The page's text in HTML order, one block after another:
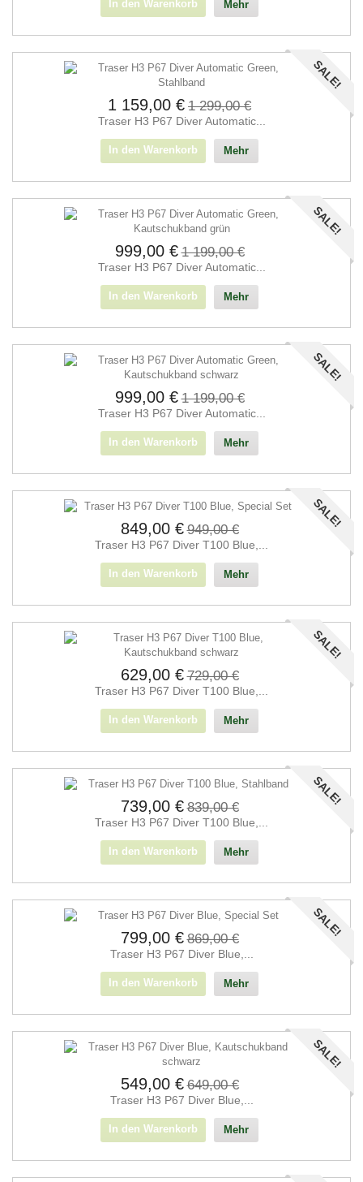
In den Warenkorb Mehr
SALE!
1 159,00 € 1 299,00 €
Traser H3 P67 Diver Automatic...
In den Warenkorb Mehr
SALE!
999,00 € 1 199,00 €
Traser H3 P67 Diver Automatic...
In den Warenkorb Mehr
SALE!
999,00 € 1 199,00 €
Traser H3 P67 Diver Automatic...
In den Warenkorb Mehr
SALE!
849,00 € 949,00 €
Traser H3 P67 Diver T100 Blue,...
In den Warenkorb Mehr
SALE!
629,00 € 729,00 €
Traser H3 P67 Diver T100 Blue,...
In den Warenkorb Mehr
SALE!
739,00 € 839,00 €
Traser H3 P67 Diver T100 Blue,...
In den Warenkorb Mehr
SALE!
799,00 € 869,00 €
Traser H3 P67 Diver Blue,...
In den Warenkorb Mehr
SALE!
549,00 € 649,00 €
Traser H3 P67 Diver Blue,...
In den Warenkorb Mehr